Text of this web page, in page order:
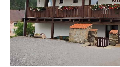
1/15